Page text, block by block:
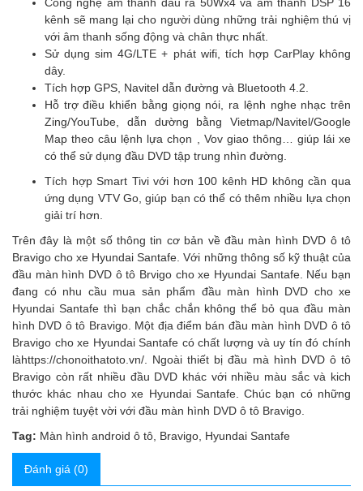
kênh sẽ mang lại cho người dùng những trải nghiệm thú vị
với âm thanh sống động và chân thực nhất.
Sử dụng sim 4G/LTE + phát wifi, tích hợp CarPlay không
dây.
Tích hợp GPS, Navitel dẫn đường và Bluetooth 4.2.
Hỗ trợ điều khiển bằng giọng nói, ra lệnh nghe nhạc trên
Zing/YouTube, dẫn dường bằng Vietmap/Navitel/Google
Map theo câu lệnh lựa chọn , Vov giao thông… giúp lái xe
có thể sử dụng đầu DVD tập trung nhìn đường.
Tích hợp Smart Tivi với hơn 100 kênh HD không cần qua
ứng dụng VTV Go, giúp bạn có thể có thêm nhiều lựa chọn
giải trí hơn.
Trên đây là một số thông tin cơ bản về đầu màn hình DVD ô tô
Bravigo cho xe Hyundai Santafe. Với những thông số kỹ thuật của
đầu màn hình DVD ô tô Brvigo cho xe Hyundai Santafe. Nếu bạn
đang có nhu cầu mua sản phẩm đầu màn hình DVD cho xe
Hyundai Santafe thì bạn chắc chắn không thể bỏ qua đầu màn
hình DVD ô tô Bravigo. Một địa điểm bán đầu màn hình DVD ô tô
Bravigo cho xe Hyundai Santafe có chất lượng và uy tín đó chính
làhttps://chonoithatoto.vn/ . Ngoài thiết bị đầu mà hình DVD ô tô
Bravigo còn rất nhiều đầu DVD khác với nhiều màu sắc và kich
thước khác nhau cho xe Hyundai Santafe. Chúc bạn có những
trải nghiệm tuyệt vời với đầu màn hình DVD ô tô Bravigo.
Tag: Màn hình android ô tô Bravigo Hyundai Santafe
Đánh giá (0)